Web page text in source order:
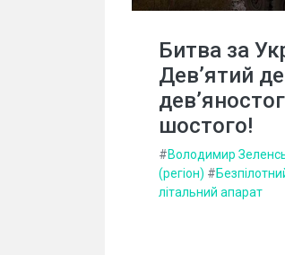
Битва за
Дев’ятий
шостого!
#Володимир
(регіон) #
літальний апарат